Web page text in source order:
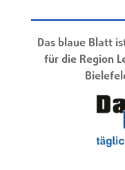
Das blaue Blatt
für die Region